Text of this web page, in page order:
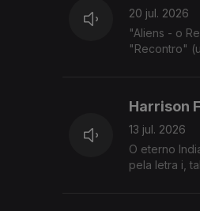
20 jul. 2026
"Aliens - o
"Recontro"
Harrison
13 jul. 2026
O eterno
pela letra i,